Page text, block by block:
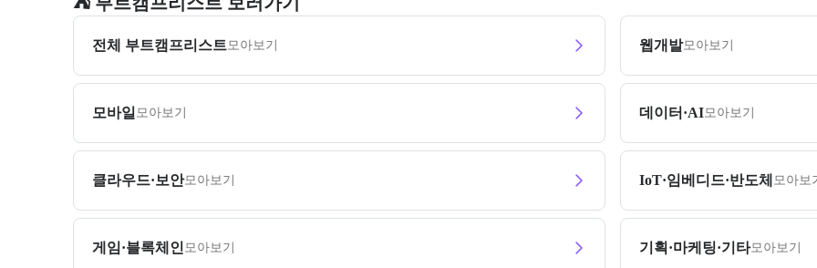
전체 부트캠프리스트모아보기 웹개발모아보기
모바일 모아보기 데이터·AI모아보기
클라우드·보안모아보기 IoT·임베디드·반도체 모아보
게임·블록체인 모아보기 기획·마케팅·기타모아보기